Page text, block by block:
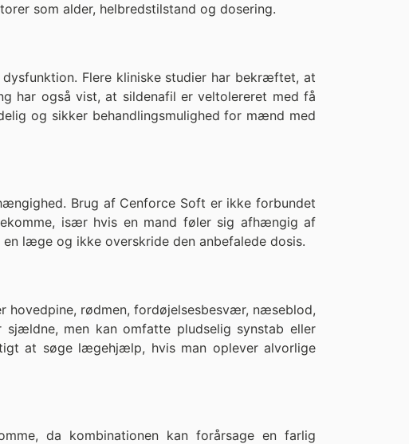
som alder, helbredstilstand og dosering.
Flere kliniske studier har bekræftet, at
har også vist, at sildenafil er veltolereret med få
og sikker behandlingsmulighed for mænd med
Brug af Cenforce Soft er ikke forbundet
især hvis en mand føler sig afhængig af
læge og ikke overskride den anbefalede dosis.
hovedpine, rødmen, fordøjelsesbesvær, næseblod,
men kan omfatte pludselig synstab eller
at søge lægehjælp, hvis man oplever alvorlige
da kombinationen kan forårsage en farlig